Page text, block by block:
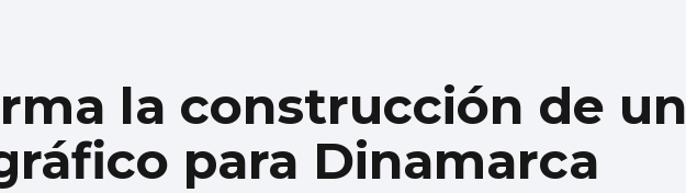
la construcción de un
para Dinamarca